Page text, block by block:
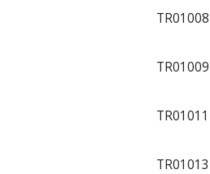
TR01008
TR01009
TR01011
TR01013